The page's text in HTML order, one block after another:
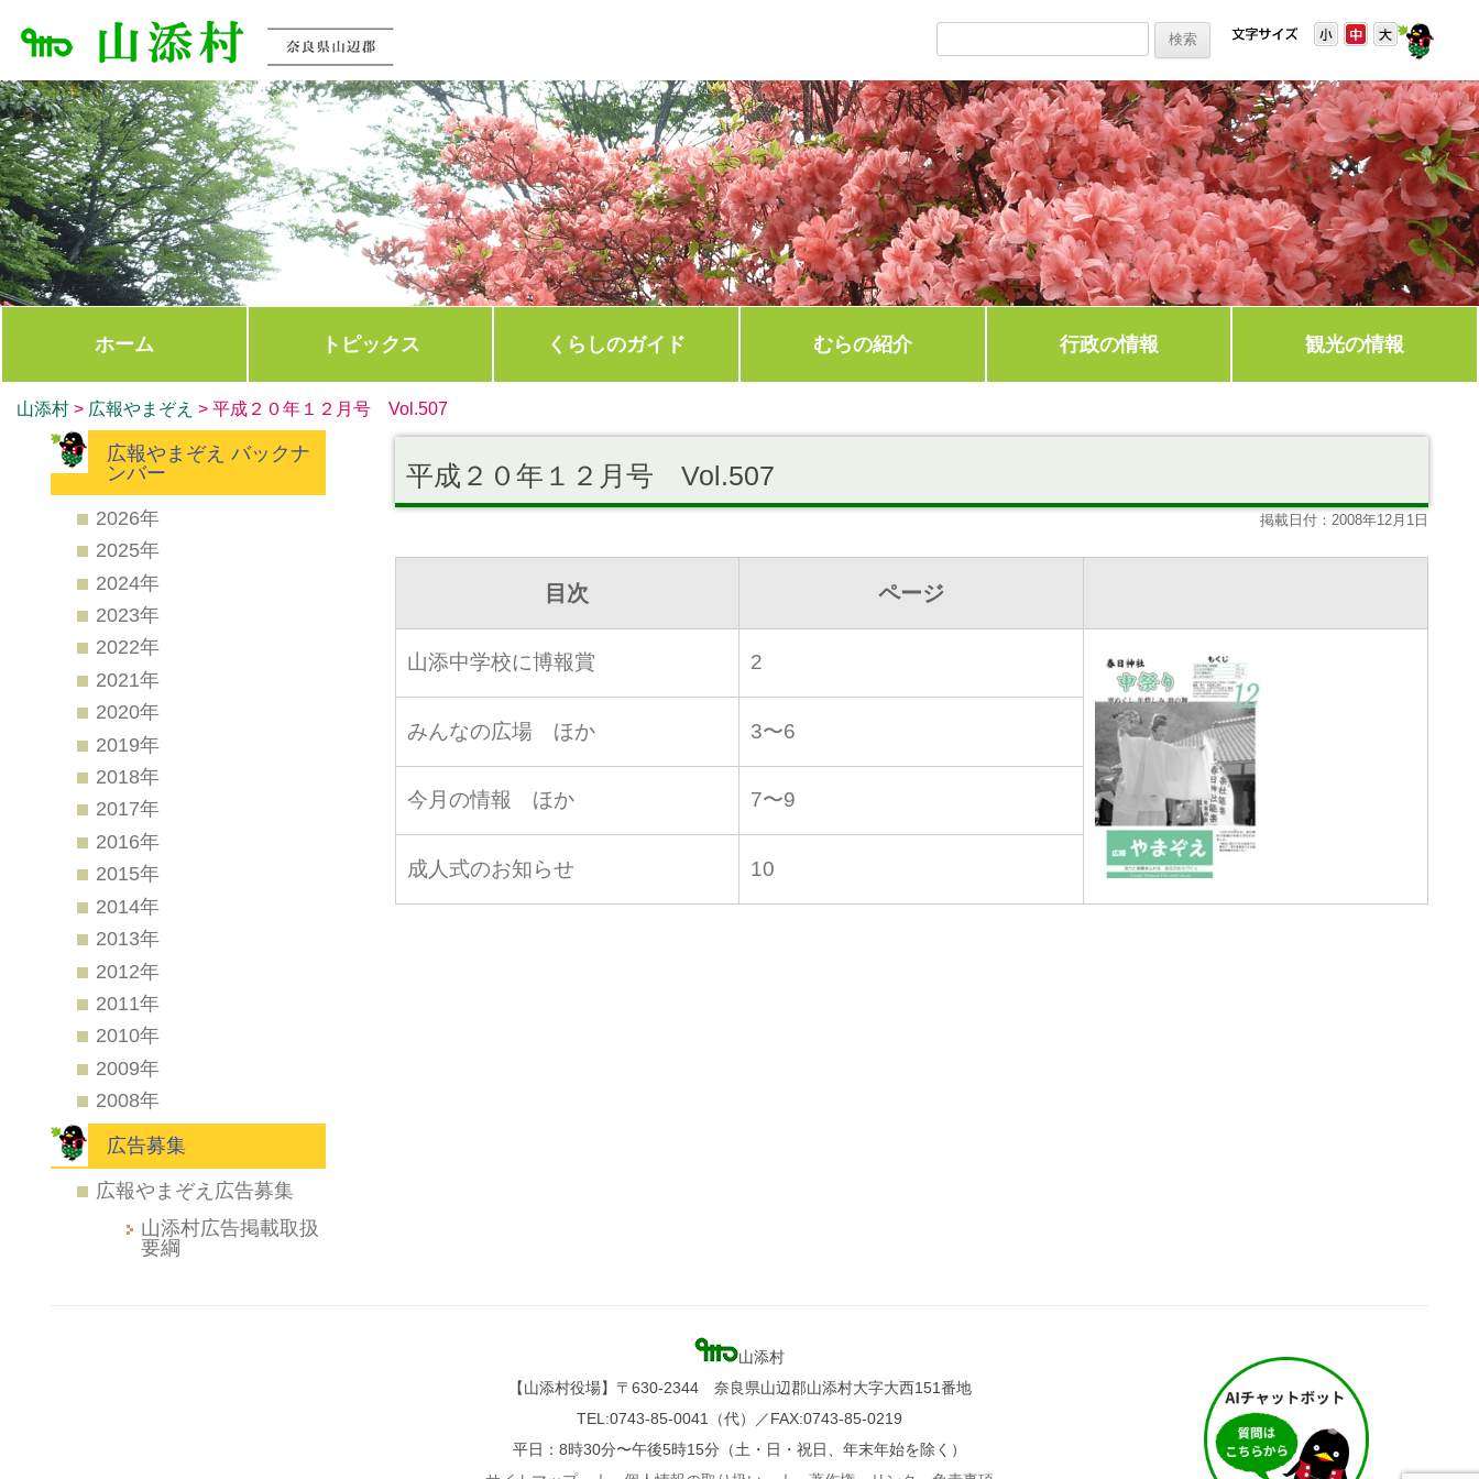
ホーム トピックス くらしのガイド むらの紹介 行政の情報 観光の情報
山添村 > 広報やまぞえ > 平成２０年１２月号 Vol.507
平成２０年１２月号 Vol.507
掲載日付：2008年12月1日
目次 ページ
山添中学校に博報賞 2
みんなの広場 ほか 3〜6
今月の情報 ほか 7〜9
成人式のお知らせ 10
広報やまぞえ バックナ
ンバー
2026年
2025年
2024年
2023年
2022年
2021年
2020年
2019年
2018年
2017年
2016年
2015年
2014年
2013年
2012年
2011年
2010年
2009年
2008年
広告募集
広報やまぞえ広告募集
山添村広告掲載取扱
要綱
山添村
【山添村役場】〒630-2344 奈良県山辺郡山添村大字大西151番地
TEL:0743-85-0041（代）／FAX:0743-85-0219
平日：8時30分〜午後5時15分（土・日・祝日、年末年始を除く）